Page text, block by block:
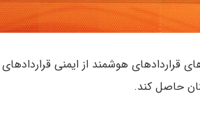
قراردادهای هوشمند از ایمنی قراردادهای
حاصل کند.